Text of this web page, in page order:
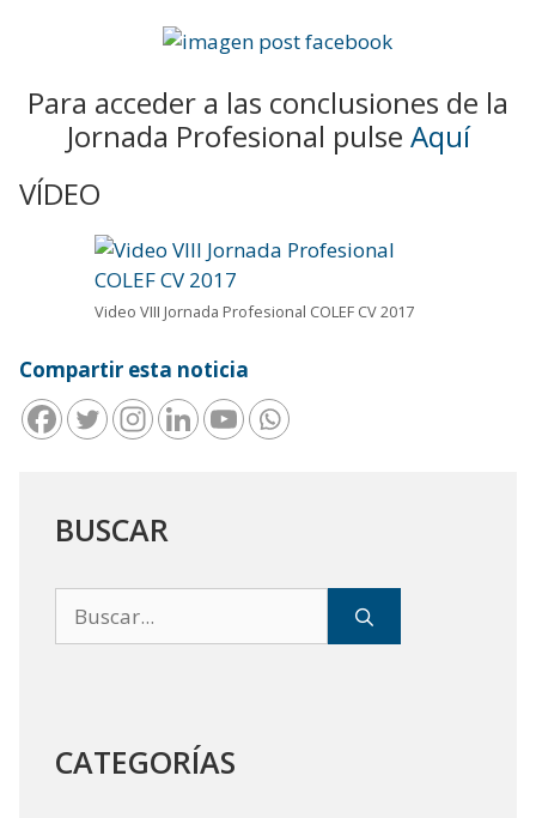
Para acceder a las conclusiones de la
Jornada Profesional pulse Aquí
VÍDEO
Video VIII Jornada Profesional COLEF CV 2017
Compartir esta noticia
BUSCAR
CATEGORÍAS